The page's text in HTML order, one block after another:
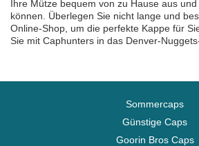
Ihre Mütze bequem von zu Hause aus
können. Überlegen Sie nicht lange und
Online-Shop, um die perfekte Kappe für
Sie mit Caphunters in das Denver-
Sommercaps
Günstige Caps
Goorin Bros Caps